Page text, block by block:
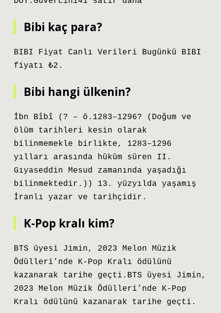
Bibi kaç para?
BIBI Fiyat Canlı Verileri Bugünkü BIBI
fiyatı ₺2.
Bibi hangi ülkenin?
İbn Bîbî (? – ö.1283–1296? (Doğum ve
ölüm tarihleri ​​kesin olarak
bilinmemekle birlikte, 1283–1296
yılları arasında hüküm süren II.
Gıyaseddin Mesud zamanında yaşadığı
bilinmektedir.)) 13. yüzyılda yaşamış
İranlı yazar ve tarihçidir.
K-Pop kralı kim?
BTS üyesi Jimin, 2023 Melon Müzik
Ödülleri’nde K-Pop Kralı ödülünü
kazanarak tarihe geçti.BTS üyesi Jimin,
2023 Melon Müzik Ödülleri’nde K-Pop
Kralı ödülünü kazanarak tarihe geçti.